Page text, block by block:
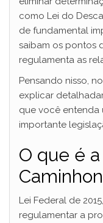
como Lei do
de fundamental
saibam os pontos
regulamenta as
Pensando nisso,
explicar
que você entenda
importante
O que é
Lei Federal de
regulamentar a